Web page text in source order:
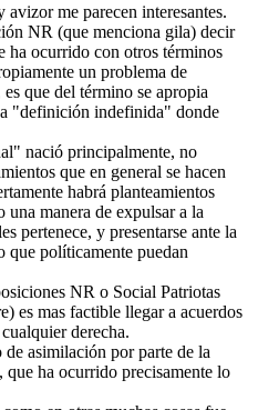
me parecen interesantes.
NR (que menciona gila) decir
ha ocurrido con otros términos
un problema de
que del término se apropia
"definición indefinida" donde
nació principalmente, no
que en general se hacen
habrá planteamientos
una manera de expulsar a la
pertenece, y presentarse ante la
políticamente puedan
NR o Social Patriotas
es mas factible llegar a acuerdos
derecha.
asimilación por parte de la
que ha ocurrido precisamente lo